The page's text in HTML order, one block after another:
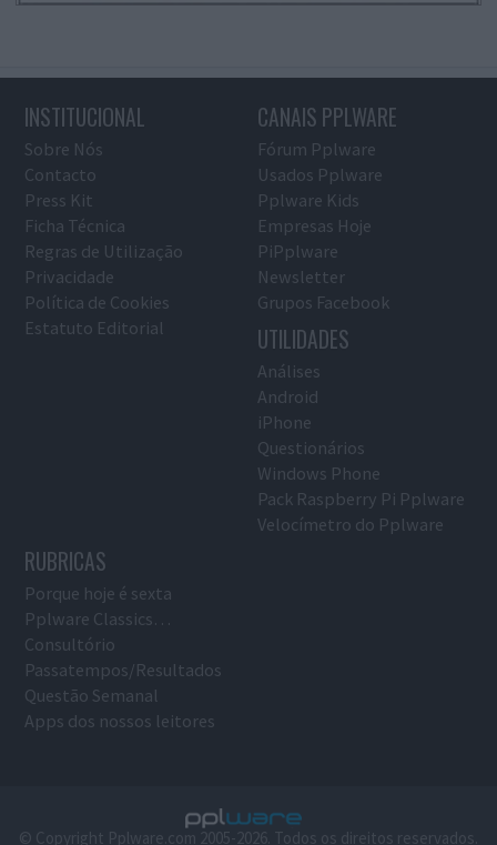
INSTITUCIONAL
Sobre Nós
Contacto
Press Kit
Ficha Técnica
Regras de Utilização
Privacidade
Política de Cookies
Estatuto Editorial
CANAIS PPLWARE
Fórum Pplware
Usados Pplware
Pplware Kids
Empresas Hoje
PiPplware
Newsletter
Grupos Facebook
UTILIDADES
Análises
Android
iPhone
Questionários
Windows Phone
Pack Raspberry Pi Pplware
Velocímetro do Pplware
RUBRICAS
Porque hoje é sexta
Pplware Classics…
Consultório
Passatempos/Resultados
Questão Semanal
Apps dos nossos leitores
© Copyright Pplware.com 2005-2026. Todos os direitos reservados.